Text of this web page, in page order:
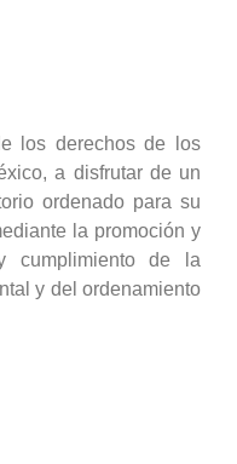
los derechos de los
a disfrutar de un
ordenado para su
la promoción y
cumplimiento de la
y del ordenamiento